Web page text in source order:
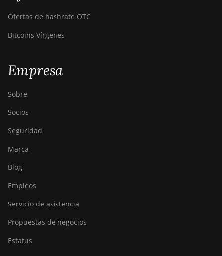
Ofertas de hashrate OTC
Bitcoins Vírgenes
Empresa
Sobre
Socios
Seguridad
Marca
Blog
Empleos
Servicio de asistencia
Propuestas de negocios
Estatus